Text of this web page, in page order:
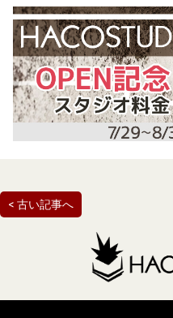
< 古い記事へ